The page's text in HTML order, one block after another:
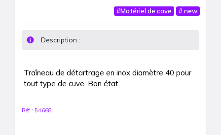
#Matériel de cave #new
Description :
Traîneau de détartrage en inox diamètre 40 pour
tout type de cuve. Bon état
Réf : 54668